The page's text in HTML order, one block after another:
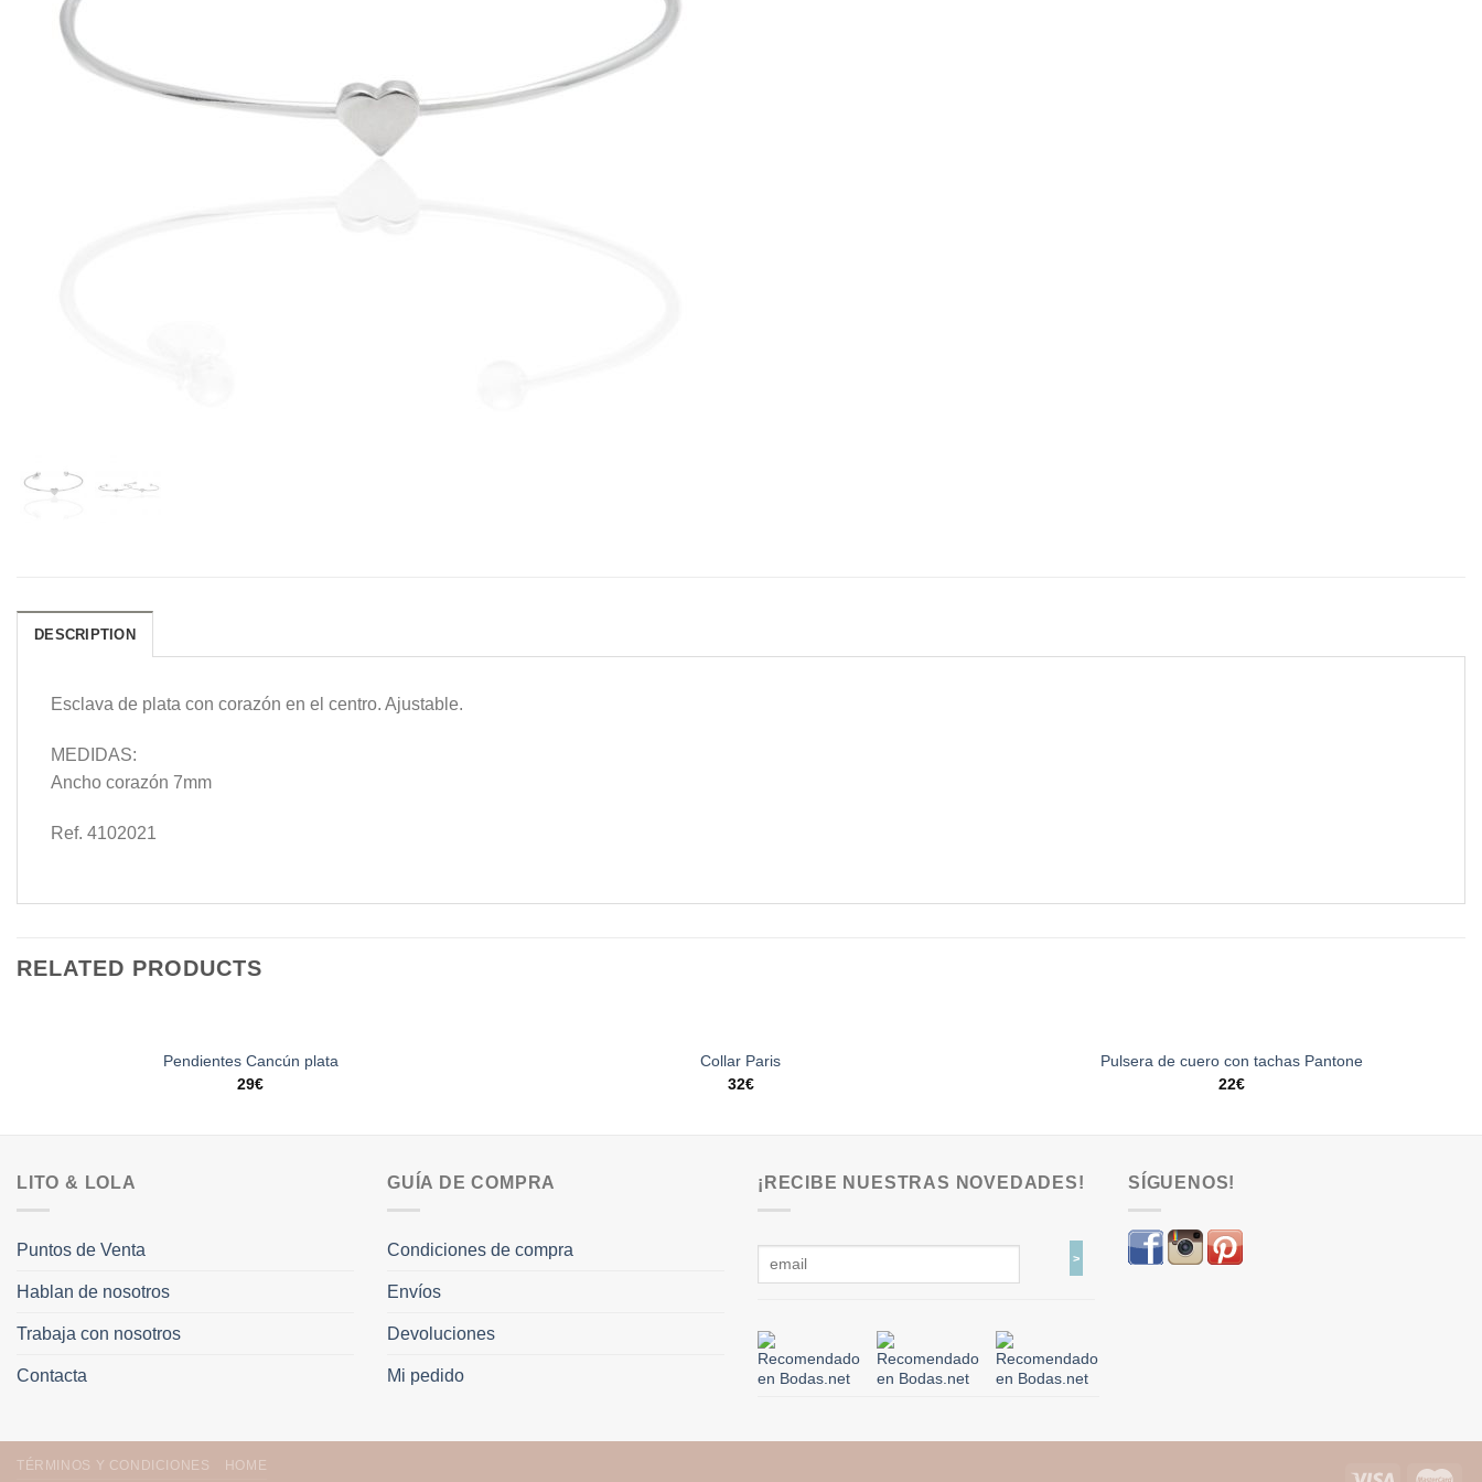
DESCRIPTION
Esclava de plata con corazón en el centro. Ajustable.
MEDIDAS:
Ancho corazón 7mm
Ref. 4102021
RELATED PRODUCTS
Pendientes Cancún plata
29€
Collar Paris
32€
Pulsera de cuero con tachas Pantone
22€
LITO & LOLA
Puntos de Venta
Hablan de nosotros
Trabaja con nosotros
Contacta
GUÍA DE COMPRA
Condiciones de compra
Envíos
Devoluciones
Mi pedido
¡RECIBE NUESTRAS NOVEDADES! SÍGUENOS!
TÉRMINOS Y CONDICIONES HOME